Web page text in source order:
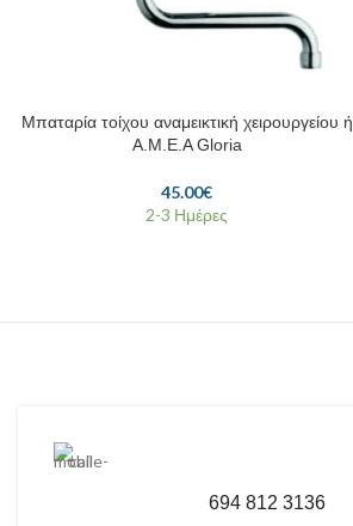
Μπαταρία τοίχου αναμεικτική χειρουργείου ή
Α.Μ.Ε.Α Gloria
45.00€
2-3 Ημέρες
694 812 3136